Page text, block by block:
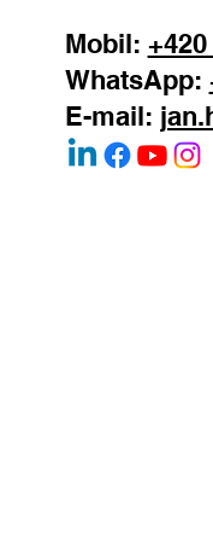
Mobil: +420
WhatsApp:
E-mail: